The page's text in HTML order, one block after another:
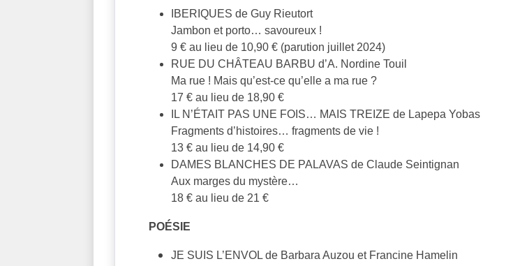
IBERIQUES de Guy Rieutort
Jambon et porto… savoureux !
9 € au lieu de 10,90 € (parution juillet 2024)
RUE DU CHÂTEAU BARBU d’A. Nordine Touil
Ma rue ! Mais qu’est-ce qu’elle a ma rue ?
17 € au lieu de 18,90 €
IL N’ÉTAIT PAS UNE FOIS… MAIS TREIZE de Lapepa Yobas
Fragments d’histoires… fragments de vie !
13 € au lieu de 14,90 €
DAMES BLANCHES DE PALAVAS de Claude Seintignan
Aux marges du mystère…
18 € au lieu de 21 €
POÉSIE
JE SUIS L’ENVOL de Barbara Auzou et Francine Hamelin